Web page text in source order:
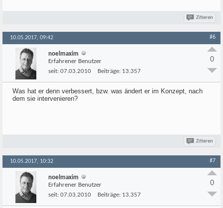
Zitieren
10.05.2017, 09:42 #6
noelmaxim
Erfahrener Benutzer
seit: 07.03.2010 Beiträge: 13.357
0
Was hat er denn verbessert, bzw. was ändert er im Konzept, nach
dem sie intervenieren?
Zitieren
10.05.2017, 10:32 #7
noelmaxim
Erfahrener Benutzer
seit: 07.03.2010 Beiträge: 13.357
0